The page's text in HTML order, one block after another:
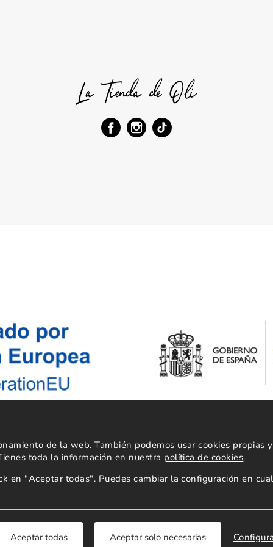
de la web. También podemos usar cookies propias
toda la información en nuestra política de cookies.
en "Aceptar todas". Puedes cambiar la configuración en